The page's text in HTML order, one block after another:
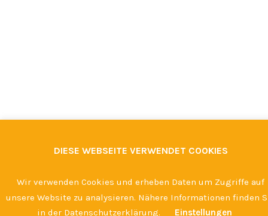
DIESE WEBSEITE VERWENDET COOKIES
Wir verwenden Cookies und erheben Daten um Zugriffe auf
unsere Website zu analysieren. Nähere Informationen finden
in der Datenschutzerklärung.
Einstellungen